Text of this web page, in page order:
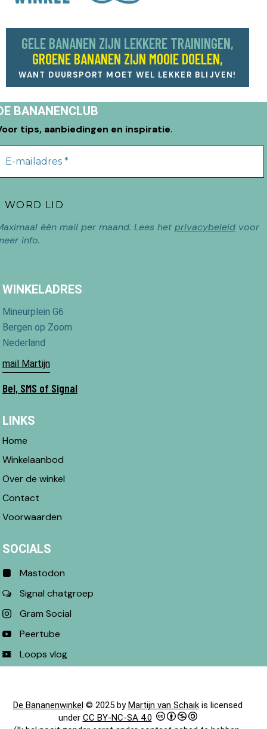
GELE BANANEN ZIJN LEKKERE TRAININGEN,
GROENE BANANEN ZIJN MOOIE DOELEN,
WANT DUURSPORT MOET WEL LEKKER BLIJVEN!
BANANENCLUB
tips, aanbiedingen en inspiratie.
één mail per maand. Lees het privacybeleid voor
info.
WINKELADRES
Mineurplein G6
Bergen op Zoom
Nederland
mail Martijn
Bel, SMS of Signal
LINKS
Home
Winkelaanbod
Over de winkel
Contact
Voorwaarden
SOCIALS
Mastodon
Signal chatgroep
Gram Social
Peertube
Loops vlog
De Bananenwinkel© 2025 byMartijn van Schaikis licensed
under CC BY-NC-SA 4.0